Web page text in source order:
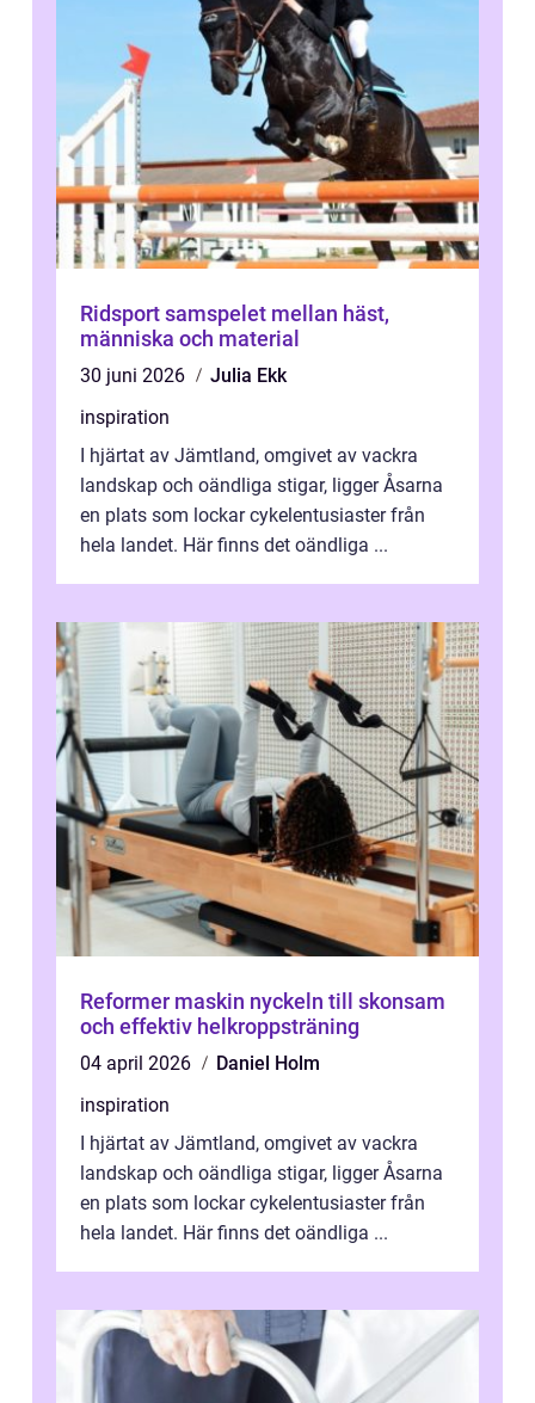
Ridsport samspelet mellan häst,
människa och material
30 juni 2026
Julia Ekk
inspiration
I hjärtat av Jämtland, omgivet av vackra
landskap och oändliga stigar, ligger Åsarna
en plats som lockar cykelentusiaster från
hela landet. Här finns det oändliga ...
Reformer maskin nyckeln till skonsam
och effektiv helkroppsträning
04 april 2026
Daniel Holm
inspiration
I hjärtat av Jämtland, omgivet av vackra
landskap och oändliga stigar, ligger Åsarna
en plats som lockar cykelentusiaster från
hela landet. Här finns det oändliga ...